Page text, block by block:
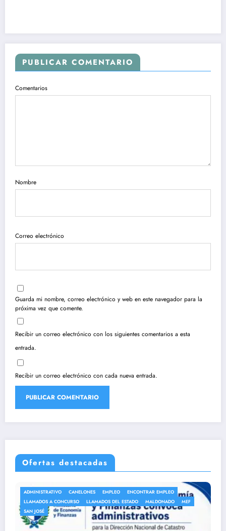
PUBLICAR COMENTARIO
Comentarios
Nombre
Correo electrónico
Guarda mi nombre, correo electrónico y web en este navegador para la
próxima vez que comente.
Recibir un correo electrónico con los siguientes comentarios a esta
entrada.
Recibir un correo electrónico con cada nueva entrada.
Ofertas destacadas
ANEP AUXILIAR DE LIMPIEZA
AUXILIAR DE SERVICIO
AUXILIARES DE SERVICIO
EMPLEO
ENCONTRAR EMPLEO
LLAMADOS A CONCURSO
LLAMADOS DEL ESTADO